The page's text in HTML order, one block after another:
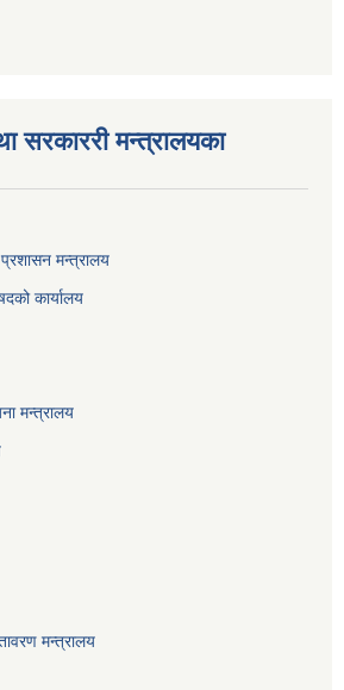
सरकाररी मन्त्रालयका
प्रशासन मन्त्रालय
कार्यालय
मन्त्रालय
मन्त्रालय